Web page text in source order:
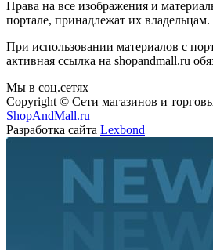
Права на все изображения и
портале, принадлежат их владельцам.
При использовании материалов с
активная ссылка на shopandmall.ru
Мы в соц.сетях
Copyright © Сети магазинов и
ShopAndMall.ru
Разработка сайта Lexbond